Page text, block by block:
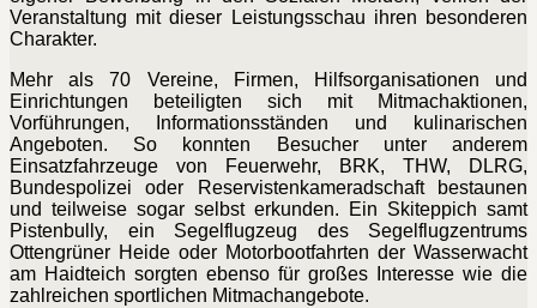
Veranstaltung mit dieser Leistungsschau ihren besonderen
Charakter.
Mehr als 70 Vereine, Firmen, Hilfsorganisationen und
Einrichtungen beteiligten sich mit Mitmachaktionen,
Vorführungen, Informationsständen und kulinarischen
Angeboten. So konnten Besucher unter anderem
Einsatzfahrzeuge von Feuerwehr, BRK, THW, DLRG,
Bundespolizei oder Reservistenkameradschaft bestaunen
und teilweise sogar selbst erkunden. Ein Skiteppich samt
Pistenbully, ein Segelflugzeug des Segelflugzentrums
Ottengrüner Heide oder Motorbootfahrten der Wasserwacht
am Haidteich sorgten ebenso für großes Interesse wie die
zahlreichen sportlichen Mitmachangebote.